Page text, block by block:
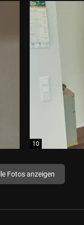
Fotos anzeigen